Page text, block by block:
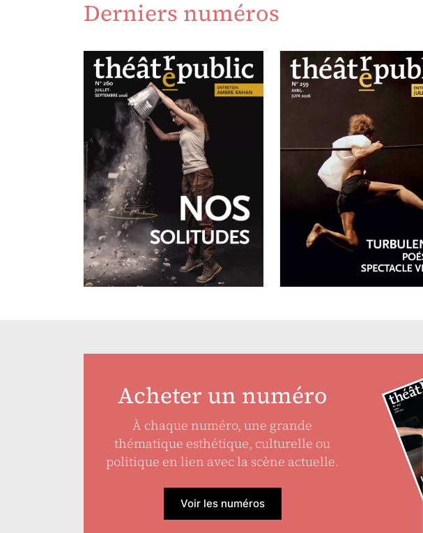
Derniers numéros
JUILLET-SEPTEMBRE 2026
N°260
Nos solitudes
AVRIL-JUIN 2026
N°259
Turbulences :
poésie et
spectacle vivant
Acheter un numéro
À chaque numéro, une grande
thématique esthétique, culturelle ou
politique en lien avec la scène actuelle.
Voir les numéros